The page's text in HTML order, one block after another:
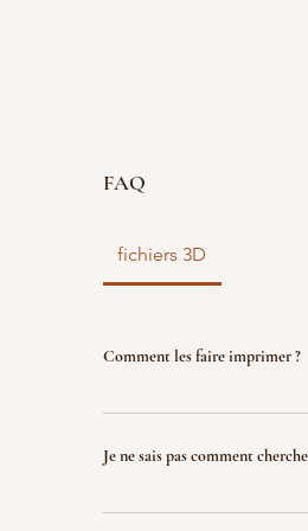
FAQ
fichiers 3D
Comment les faire imprimer ?
vous disposez d'un
garantir la propriété
Je ne sais pas comment
Indiquez nous ce que